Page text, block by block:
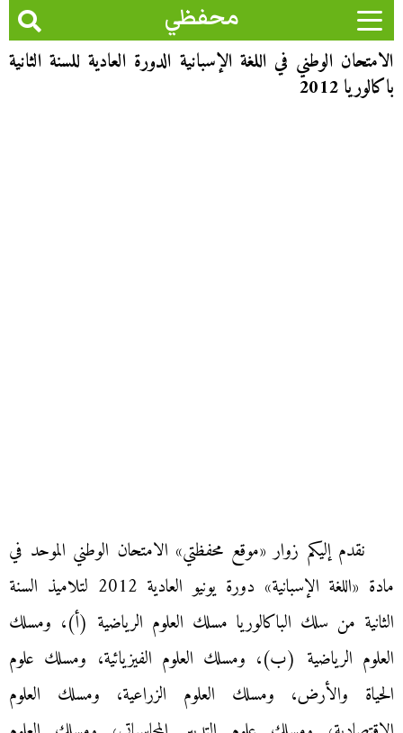
محفظي
الامتحان الوطني في اللغة الإسبانية الدورة العادية للسنة الثانية
باكالوريا 2012
نقدم إليكم زوار «موقع محفظتي» الامتحان الوطني الموحد في
مادة «اللغة الإسبانية» دورة يونيو العادية 2012 لتلاميذ السنة
الثانية من سلك الباكالوريا مسلك العلوم الرياضية (أ)، ومسلك
العلوم الرياضية (ب)، ومسلك العلوم الفيزيائية، ومسلك علوم
الحياة والأرض، ومسلك العلوم الزراعية، ومسلك العلوم